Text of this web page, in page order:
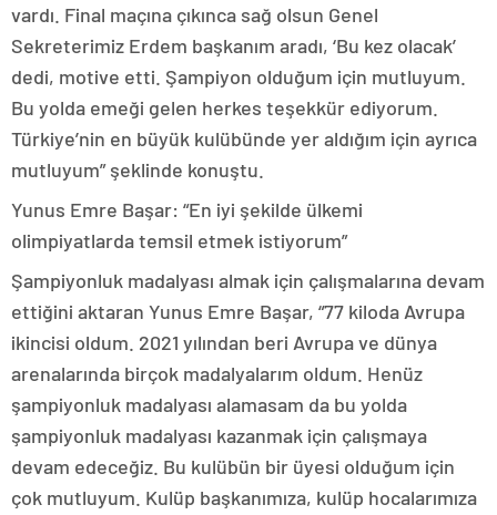
vardı. Final maçına çıkınca sağ olsun Genel
Sekreterimiz Erdem başkanım aradı, ‘Bu kez olacak’
dedi, motive etti. Şampiyon olduğum için mutluyum.
Bu yolda emeği gelen herkes teşekkür ediyorum.
Türkiye’nin en büyük kulübünde yer aldığım için ayrıca
mutluyum” şeklinde konuştu.
Yunus Emre Başar: “En iyi şekilde ülkemi
olimpiyatlarda temsil etmek istiyorum”
Şampiyonluk madalyası almak için çalışmalarına devam
ettiğini aktaran Yunus Emre Başar, “77 kiloda Avrupa
ikincisi oldum. 2021 yılından beri Avrupa ve dünya
arenalarında birçok madalyalarım oldum. Henüz
şampiyonluk madalyası alamasam da bu yolda
şampiyonluk madalyası kazanmak için çalışmaya
devam edeceğiz. Bu kulübün bir üyesi olduğum için
çok mutluyum. Kulüp başkanımıza, kulüp hocalarımıza